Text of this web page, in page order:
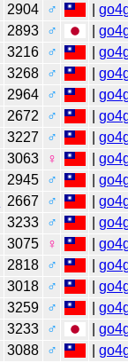
2904 ♂ |
2893 ♂ |
3216 ♂ |
3268 ♂ |
2964 ♂ |
2672 ♂ |
3227 ♂ |
3063 ♀ |
2945 ♂ |
2667 ♂ |
3233 ♂ |
3075 ♀ |
2818 ♂ |
3018 ♂ |
3259 ♂ |
3233 ♂ |
3088 ♂ |